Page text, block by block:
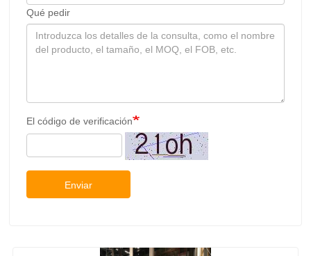
Qué pedir
El código de verificación
Enviar